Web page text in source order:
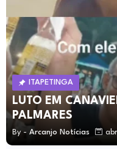
ITAPETINGA
LUTO EM
PALMARES
By - Arcanjo Notícias